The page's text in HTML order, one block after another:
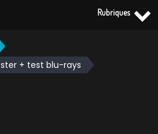
+ test blu-rays
Rubriques